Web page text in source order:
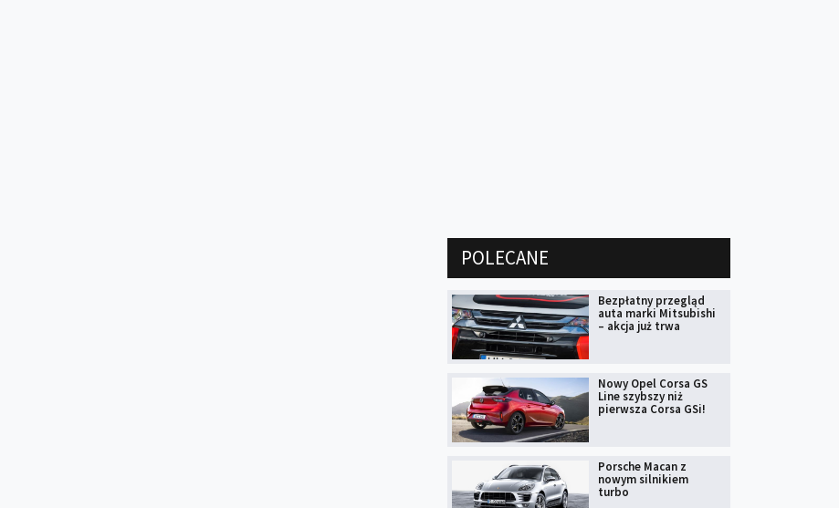
POLECANE
Bezpłatny przegląd
auta marki Mitsubishi
– akcja już trwa
Nowy Opel Corsa GS
Line szybszy niż
pierwsza Corsa GSi!
Porsche Macan z
nowym silnikiem
turbo